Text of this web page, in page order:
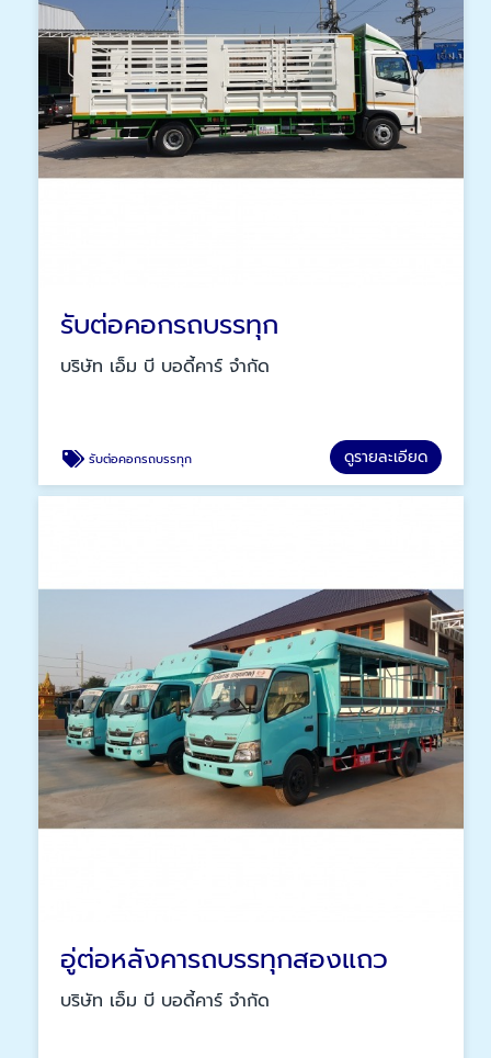
รับต่อคอกรถบรรทุก
บริษัท เอ็ม บี บอดี้คาร์ จำกัด
รับต่อคอกรถบรรทุก ดูรายละเอียด
อู่ต่อหลังคารถบรรทุกสองแถว
บริษัท เอ็ม บี บอดี้คาร์ จำกัด